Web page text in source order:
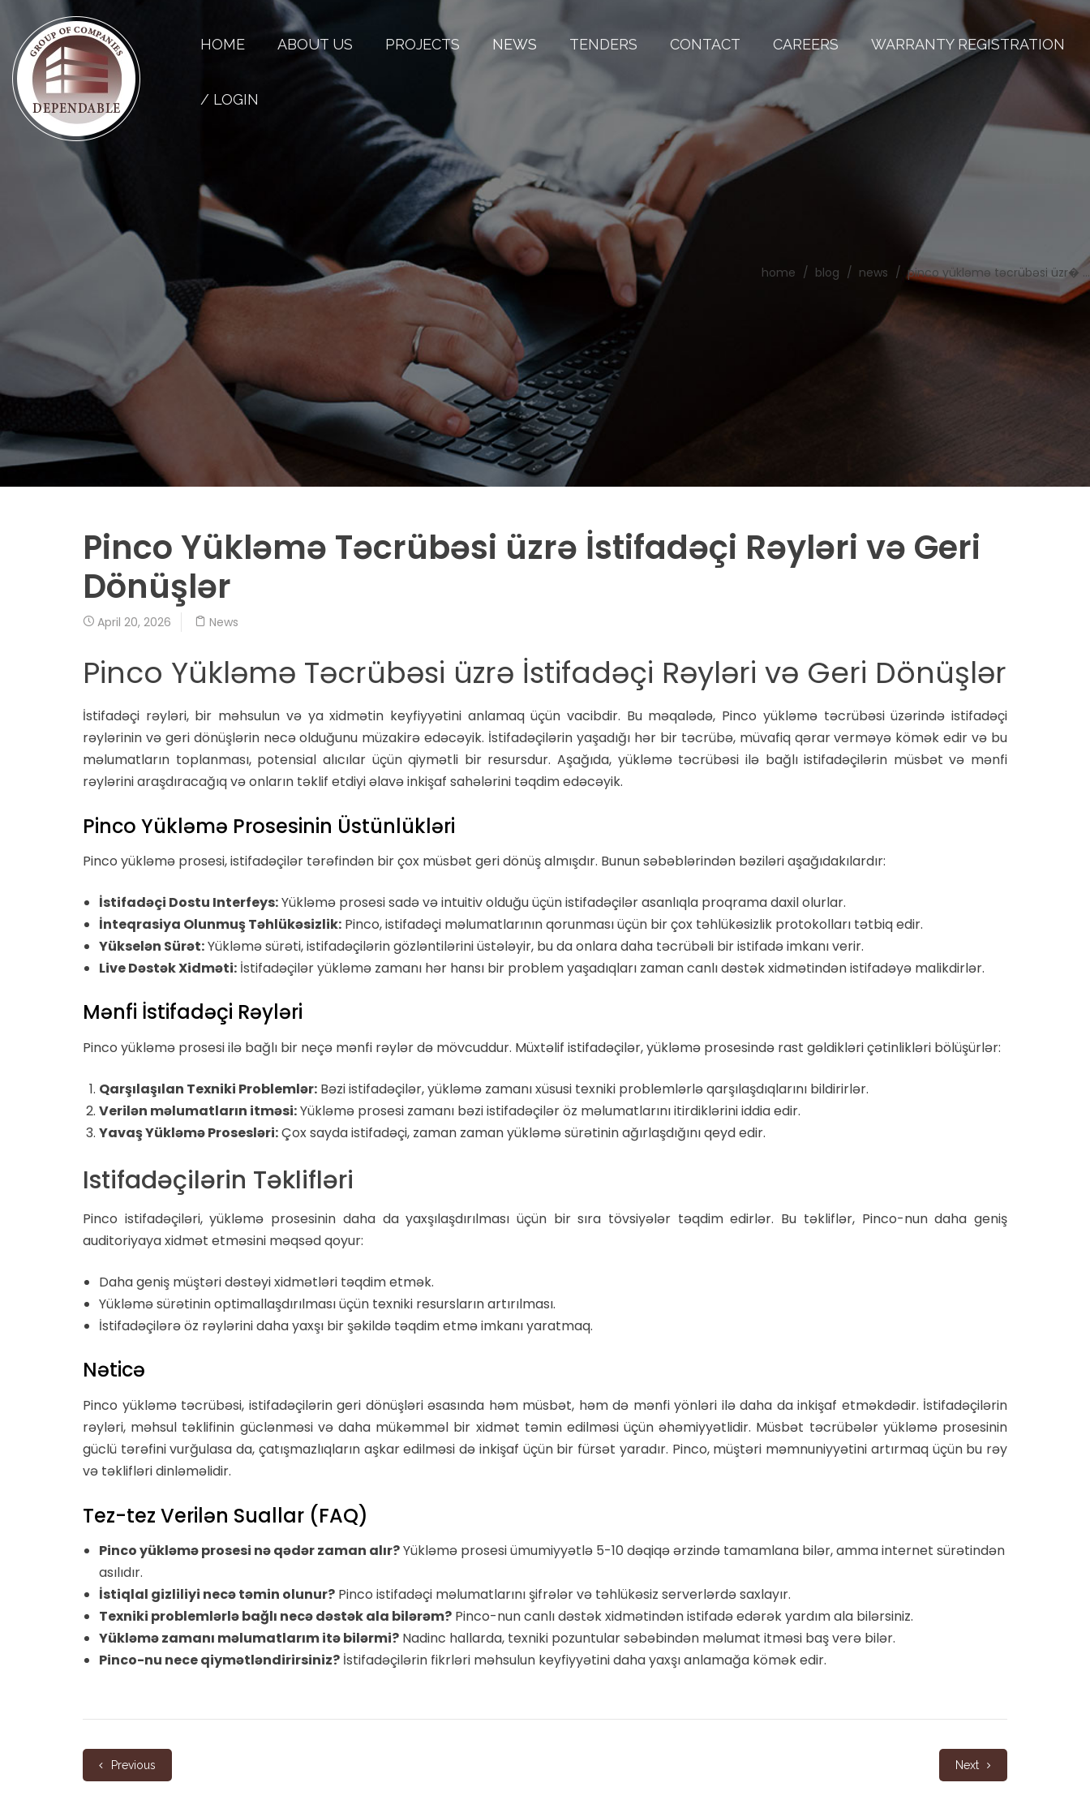
HOME ABOUT US PROJECTS NEWS TENDERS CONTACT CAREERS WARRANTY REGISTRATION
/ LOGIN
home blog news pinco yükləmə təcrübəsi üzr� ...
Pinco Yükləmə Təcrübəsi üzrə İstifadəçi Rəyləri və Geri
Dönüşlər
April 20, 2026 News
Pinco Yükləmə Təcrübəsi üzrə İstifadəçi Rəyləri və Geri Dönüşlər
İstifadəçi rəyləri, bir məhsulun və ya xidmətin keyfiyyətini anlamaq üçün vacibdir. Bu məqalədə, Pinco yükləmə təcrübəsi üzərində istifadəçi
rəylərinin və geri dönüşlərin necə olduğunu müzakirə edəcəyik. İstifadəçilərin yaşadığı hər bir təcrübə, müvafiq qərar verməyə kömək edir və bu
məlumatların toplanması, potensial alıcılar üçün qiymətli bir resursdur. Aşağıda, yükləmə təcrübəsi ilə bağlı istifadəçilərin müsbət və mənfi
rəylərini araşdıracağıq və onların təklif etdiyi əlavə inkişaf sahələrini təqdim edəcəyik.
Pinco Yükləmə Prosesinin Üstünlükləri
Pinco yükləmə prosesi, istifadəçilər tərəfindən bir çox müsbət geri dönüş almışdır. Bunun səbəblərindən bəziləri aşağıdakılardır:
İstifadəçi Dostu Interfeys:Yükləmə prosesi sadə və intuitiv olduğu üçün istifadəçilər asanlıqla proqrama daxil olurlar.
İnteqrasiya Olunmuş Təhlükəsizlik: Pinco, istifadəçi məlumatlarının qorunması üçün bir çox təhlükəsizlik protokolları tətbiq edir.
Yükselən Sürət:Yükləmə sürəti, istifadəçilərin gözləntilərini üstələyir, bu da onlara daha təcrübəli bir istifadə imkanı verir.
Live Dəstək Xidməti: İstifadəçilər yükləmə zamanı hər hansı bir problem yaşadıqları zaman canlı dəstək xidmətindən istifadəyə malikdirlər.
Mənfi İstifadəçi Rəyləri
Pinco yükləmə prosesi ilə bağlı bir neçə mənfi rəylər də mövcuddur. Müxtəlif istifadəçilər, yükləmə prosesində rast gəldikləri çətinlikləri bölüşürlər:
Qarşılaşılan Texniki Problemlər: Bəzi istifadəçilər, yükləmə zamanı xüsusi texniki problemlərlə qarşılaşdıqlarını bildirirlər.
Verilən məlumatların itməsi:Yükləmə prosesi zamanı bəzi istifadəçilər öz məlumatlarını itirdiklərini iddia edir.
Yavaş Yükləmə Prosesləri:Çox sayda istifadəçi, zaman zaman yükləmə sürətinin ağırlaşdığını qeyd edir.
Istifadəçilərin Təklifləri
Pinco istifadəçiləri, yükləmə prosesinin daha da yaxşılaşdırılması üçün bir sıra tövsiyələr təqdim edirlər. Bu təkliflər, Pinco-nun daha geniş
auditoriyaya xidmət etməsini məqsəd qoyur:
Daha geniş müştəri dəstəyi xidmətləri təqdim etmək.
Yükləmə sürətinin optimallaşdırılması üçün texniki resursların artırılması.
İstifadəçilərə öz rəylərini daha yaxşı bir şəkildə təqdim etmə imkanı yaratmaq.
Nəticə
Pinco yükləmə təcrübəsi, istifadəçilərin geri dönüşləri əsasında həm müsbət, həm də mənfi yönləri ilə daha da inkişaf etməkdədir. İstifadəçilərin
rəyləri, məhsul təklifinin güclənməsi və daha mükəmməl bir xidmət təmin edilməsi üçün əhəmiyyətlidir. Müsbət təcrübələr yükləmə prosesinin
güclü tərəfini vurğulasa da, çatışmazlıqların aşkar edilməsi də inkişaf üçün bir fürsət yaradır. Pinco, müştəri məmnuniyyətini artırmaq üçün bu rəy
və təklifləri dinləməlidir.
Tez-tez Verilən Suallar (FAQ)
Pinco yükləmə prosesi nə qədər zaman alır?Yükləmə prosesi ümumiyyətlə 5-10 dəqiqə ərzində tamamlana bilər, amma internet sürətindən
asılıdır.
İstiqlal gizliliyi necə təmin olunur? Pinco istifadəçi məlumatlarını şifrələr və təhlükəsiz serverlərdə saxlayır.
Texniki problemlərlə bağlı necə dəstək ala bilərəm? Pinco-nun canlı dəstək xidmətindən istifadə edərək yardım ala bilərsiniz.
Yükləmə zamanı məlumatlarım itə bilərmi? Nadinc hallarda, texniki pozuntular səbəbindən məlumat itməsi baş verə bilər.
Pinco-nu nece qiymətləndirirsiniz? İstifadəçilərin fikrləri məhsulun keyfiyyətini daha yaxşı anlamağa kömək edir.
Previous Next